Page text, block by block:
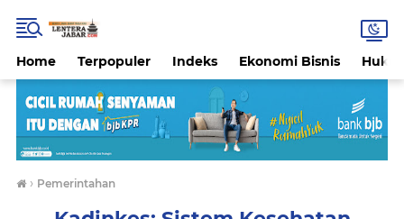
Home Terpopuler Indeks Ekonomi Bisnis
› Pemerintahan